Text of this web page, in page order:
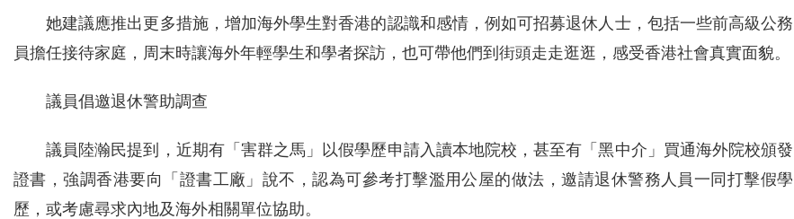
她建議應推出更多措施，增加海外學生對香港的認識和感情，例如可招募退休人士，包括一些前高級公務
員擔任接待家庭，周末時讓海外年輕學生和學者探訪，也可帶他們到街頭走走逛逛，感受香港社會真實面貌。
議員倡邀退休警助調查
議員陸瀚民提到，近期有「害群之馬」以假學歷申請入讀本地院校，甚至有「黑中介」買通海外院校頒發
證書，強調香港要向「證書工廠」說不，認為可參考打擊濫用公屋的做法，邀請退休警務人員一同打擊假學
歷，或考慮尋求內地及海外相關單位協助。